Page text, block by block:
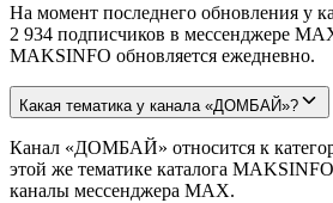
На момент последнего обновления у
2 934 подписчиков в мессенджере
MAKSINFO обновляется ежедневно.
Какая тематика у канала «ДОМБАЙ»?
Канал «ДОМБАЙ» относится к
этой же тематике каталога
каналы мессенджера MAX.